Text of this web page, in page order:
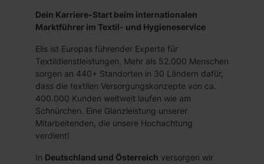
Dein Karriere-Start beim internationalen
Marktführer im Textil- und Hygieneservice
Elis ist Europas führender Experte für
Textildienstleistungen. Mehr als 52.000 Menschen
sorgen an 440+ Standorten in 30 Ländern dafür,
dass die textilen Versorgungskonzepte von ca.
400.000 Kunden weltweit laufen wie am
Schnürchen. Eine Glanzleistung unserer
Mitarbeitenden, die unsere Hochachtung
verdient!
In Deutschland und Österreich versorgen wir